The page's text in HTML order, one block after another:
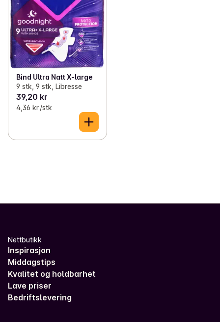
Bind Ultra Natt X-large
9 stk, 9 stk, Libresse
39,20 kr
4,36 kr /stk
Nettbutikk
Inspirasjon
Middagstips
Kvalitet og holdbarhet
Lave priser
Bedriftslevering